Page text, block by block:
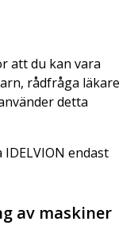
att du kan vara
rådfråga läkare
detta
endast
av maskiner